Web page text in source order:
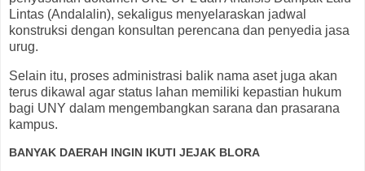
Lintas (Andalalin), sekaligus menyelaraskan jadwal
konstruksi dengan konsultan perencana dan penyedia jasa
urug.
Selain itu, proses administrasi balik nama aset juga akan
terus dikawal agar status lahan memiliki kepastian hukum
bagi UNY dalam mengembangkan sarana dan prasarana
kampus.
BANYAK DAERAH INGIN IKUTI JEJAK BLORA